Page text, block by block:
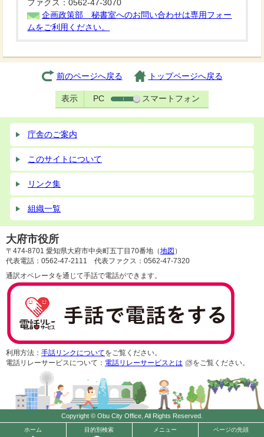
ファクス：0562-47-3070
企画政策部 秘書室へのお問い合わせは専用フォー
ムをご利用ください。
前のページへ戻る トップページへ戻る
表示 PC スマートフォン
ホーム 目的別検索 メニュー ページの先頭
庁舎のご案内
このサイトについて
リンク集
組織一覧
大府市役所
〒474-8701 愛知県大府市中央町五丁目70番地（地図 ）
代表電話：0562-47-2111 代表ファクス：0562-47-7320
通訳オペレータを通じて手話で電話ができます。
利用方法： 手話リンクについてをご覧ください。
電話リレーサービスについて： 電話リレーサービスとは をご覧ください。
Copyright © Obu City Office, All Rights Reserved.